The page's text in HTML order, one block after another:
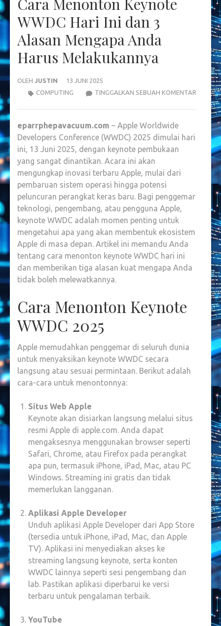
WWDC Hari Ini dan 3
Alasan Mengapa Anda
Harus Melakukannya
OLEH JUSTIN
13 JUNI 2025
TINGGALKAN SEBUAH KOMENTAR CARA
WWDC
ALASAN
ANDA
HARUS
COMPUTING
eparrphepavacuum.com – Apple Worldwide
Developers Conference (WWDC) 2025 dimulai hari
ini, 13 Juni 2025, dengan keynote pembukaan
yang sangat dinantikan. Acara ini akan
mengungkap inovasi terbaru Apple, mulai dari
pembaruan sistem operasi hingga potensi
peluncuran perangkat keras baru. Bagi penggemar
teknologi, pengembang, atau pengguna Apple,
keynote WWDC adalah momen penting untuk
mengetahui apa yang akan membentuk ekosistem
Apple di masa depan. Artikel ini memandu Anda
tentang cara menonton keynote WWDC hari ini
dan memberikan tiga alasan kuat mengapa Anda
tidak boleh melewatkannya.
Cara Menonton Keynote
WWDC 2025
Apple memudahkan penggemar di seluruh dunia
untuk menyaksikan keynote WWDC secara
langsung atau sesuai permintaan. Berikut adalah
cara-cara untuk menontonnya:
Situs Web Apple
Keynote akan disiarkan langsung melalui situs
resmi Apple di apple.com. Anda dapat
mengaksesnya menggunakan browser seperti
Safari, Chrome, atau Firefox pada perangkat
apa pun, termasuk iPhone, iPad, Mac, atau PC
Windows. Streaming ini gratis dan tidak
memerlukan langganan.
Aplikasi Apple Developer
Unduh aplikasi Apple Developer dari App Store
(tersedia untuk iPhone, iPad, Mac, dan Apple
TV). Aplikasi ini menyediakan akses ke
streaming langsung keynote, serta konten
WWDC lainnya seperti sesi pengembang dan
lab. Pastikan aplikasi diperbarui ke versi
terbaru untuk pengalaman terbaik.
YouTube